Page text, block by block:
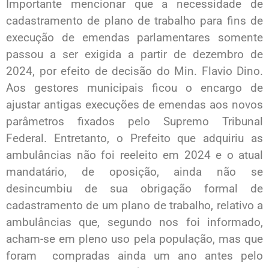
Importante mencionar que a necessidade de
cadastramento de plano de trabalho para fins de
execução de emendas parlamentares somente
passou a ser exigida a partir de dezembro de
2024, por efeito de decisão do Min. Flavio Dino.
Aos gestores municipais ficou o encargo de
ajustar antigas execuções de emendas aos novos
parâmetros fixados pelo Supremo Tribunal
Federal. Entretanto, o Prefeito que adquiriu as
ambulâncias não foi reeleito em 2024 e o atual
mandatário, de oposição, ainda não se
desincumbiu de sua obrigação formal de
cadastramento de um plano de trabalho, relativo a
ambulâncias que, segundo nos foi informado,
acham-se em pleno uso pela população, mas que
foram compradas ainda um ano antes pelo